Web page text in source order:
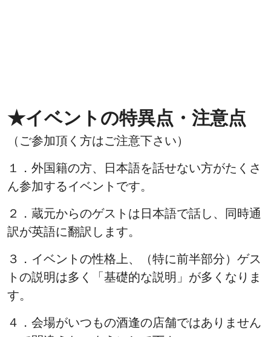
★イベントの特異点・注意点
（ご参加頂く方はご注意下さい）
１．外国籍の方、日本語を話せない方がたくさ
ん参加するイベントです。
２．蔵元からのゲストは日本語で話し、同時通
訳が英語に翻訳します。
３．イベントの性格上、（特に前半部分）ゲス
トの説明は多く「基礎的な説明」が多くなりま
す。
４．会場がいつもの酒逢の店舗ではありません